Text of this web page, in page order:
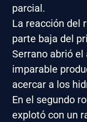
parcial.
La reacción del
parte baja del
Serrano abrió
imparable
acercar a los
En el segundo
explotó con un